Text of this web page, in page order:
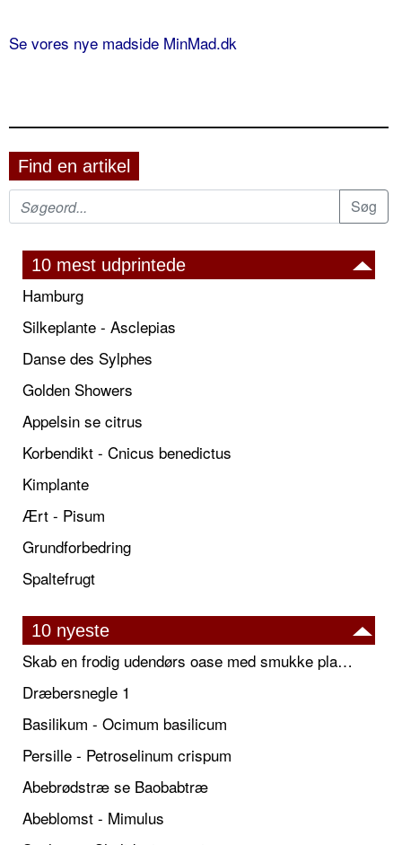
Se vores nye madside MinMad.dk
Find en artikel
10 mest udprintede
Hamburg
Silkeplante - Asclepias
Danse des Sylphes
Golden Showers
Appelsin se citrus
Korbendikt - Cnicus benedictus
Kimplante
Ært - Pisum
Grundforbedring
Spaltefrugt
10 nyeste
Skab en frodig udendørs oase med smukke plantekrukker og elegante espalier
Dræbersnegle 1
Basilikum - Ocimum basilicum
Persille - Petroselinum crispum
Abebrødstræ se Baobabtræ
Abeblomst - Mimulus